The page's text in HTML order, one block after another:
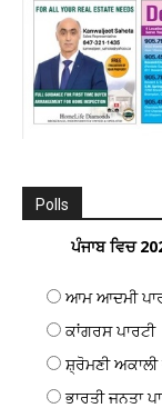
Polls
ਪੰਜਾਬ ਵਿਚ
ਆਮ ਆਦਮੀ
ਕਾਂਗਰਸ ਪਾਰਟੀ
ਸ਼੍ਰੋਮਣੀ
ਭਾਰਤੀ ਜਨਤਾ